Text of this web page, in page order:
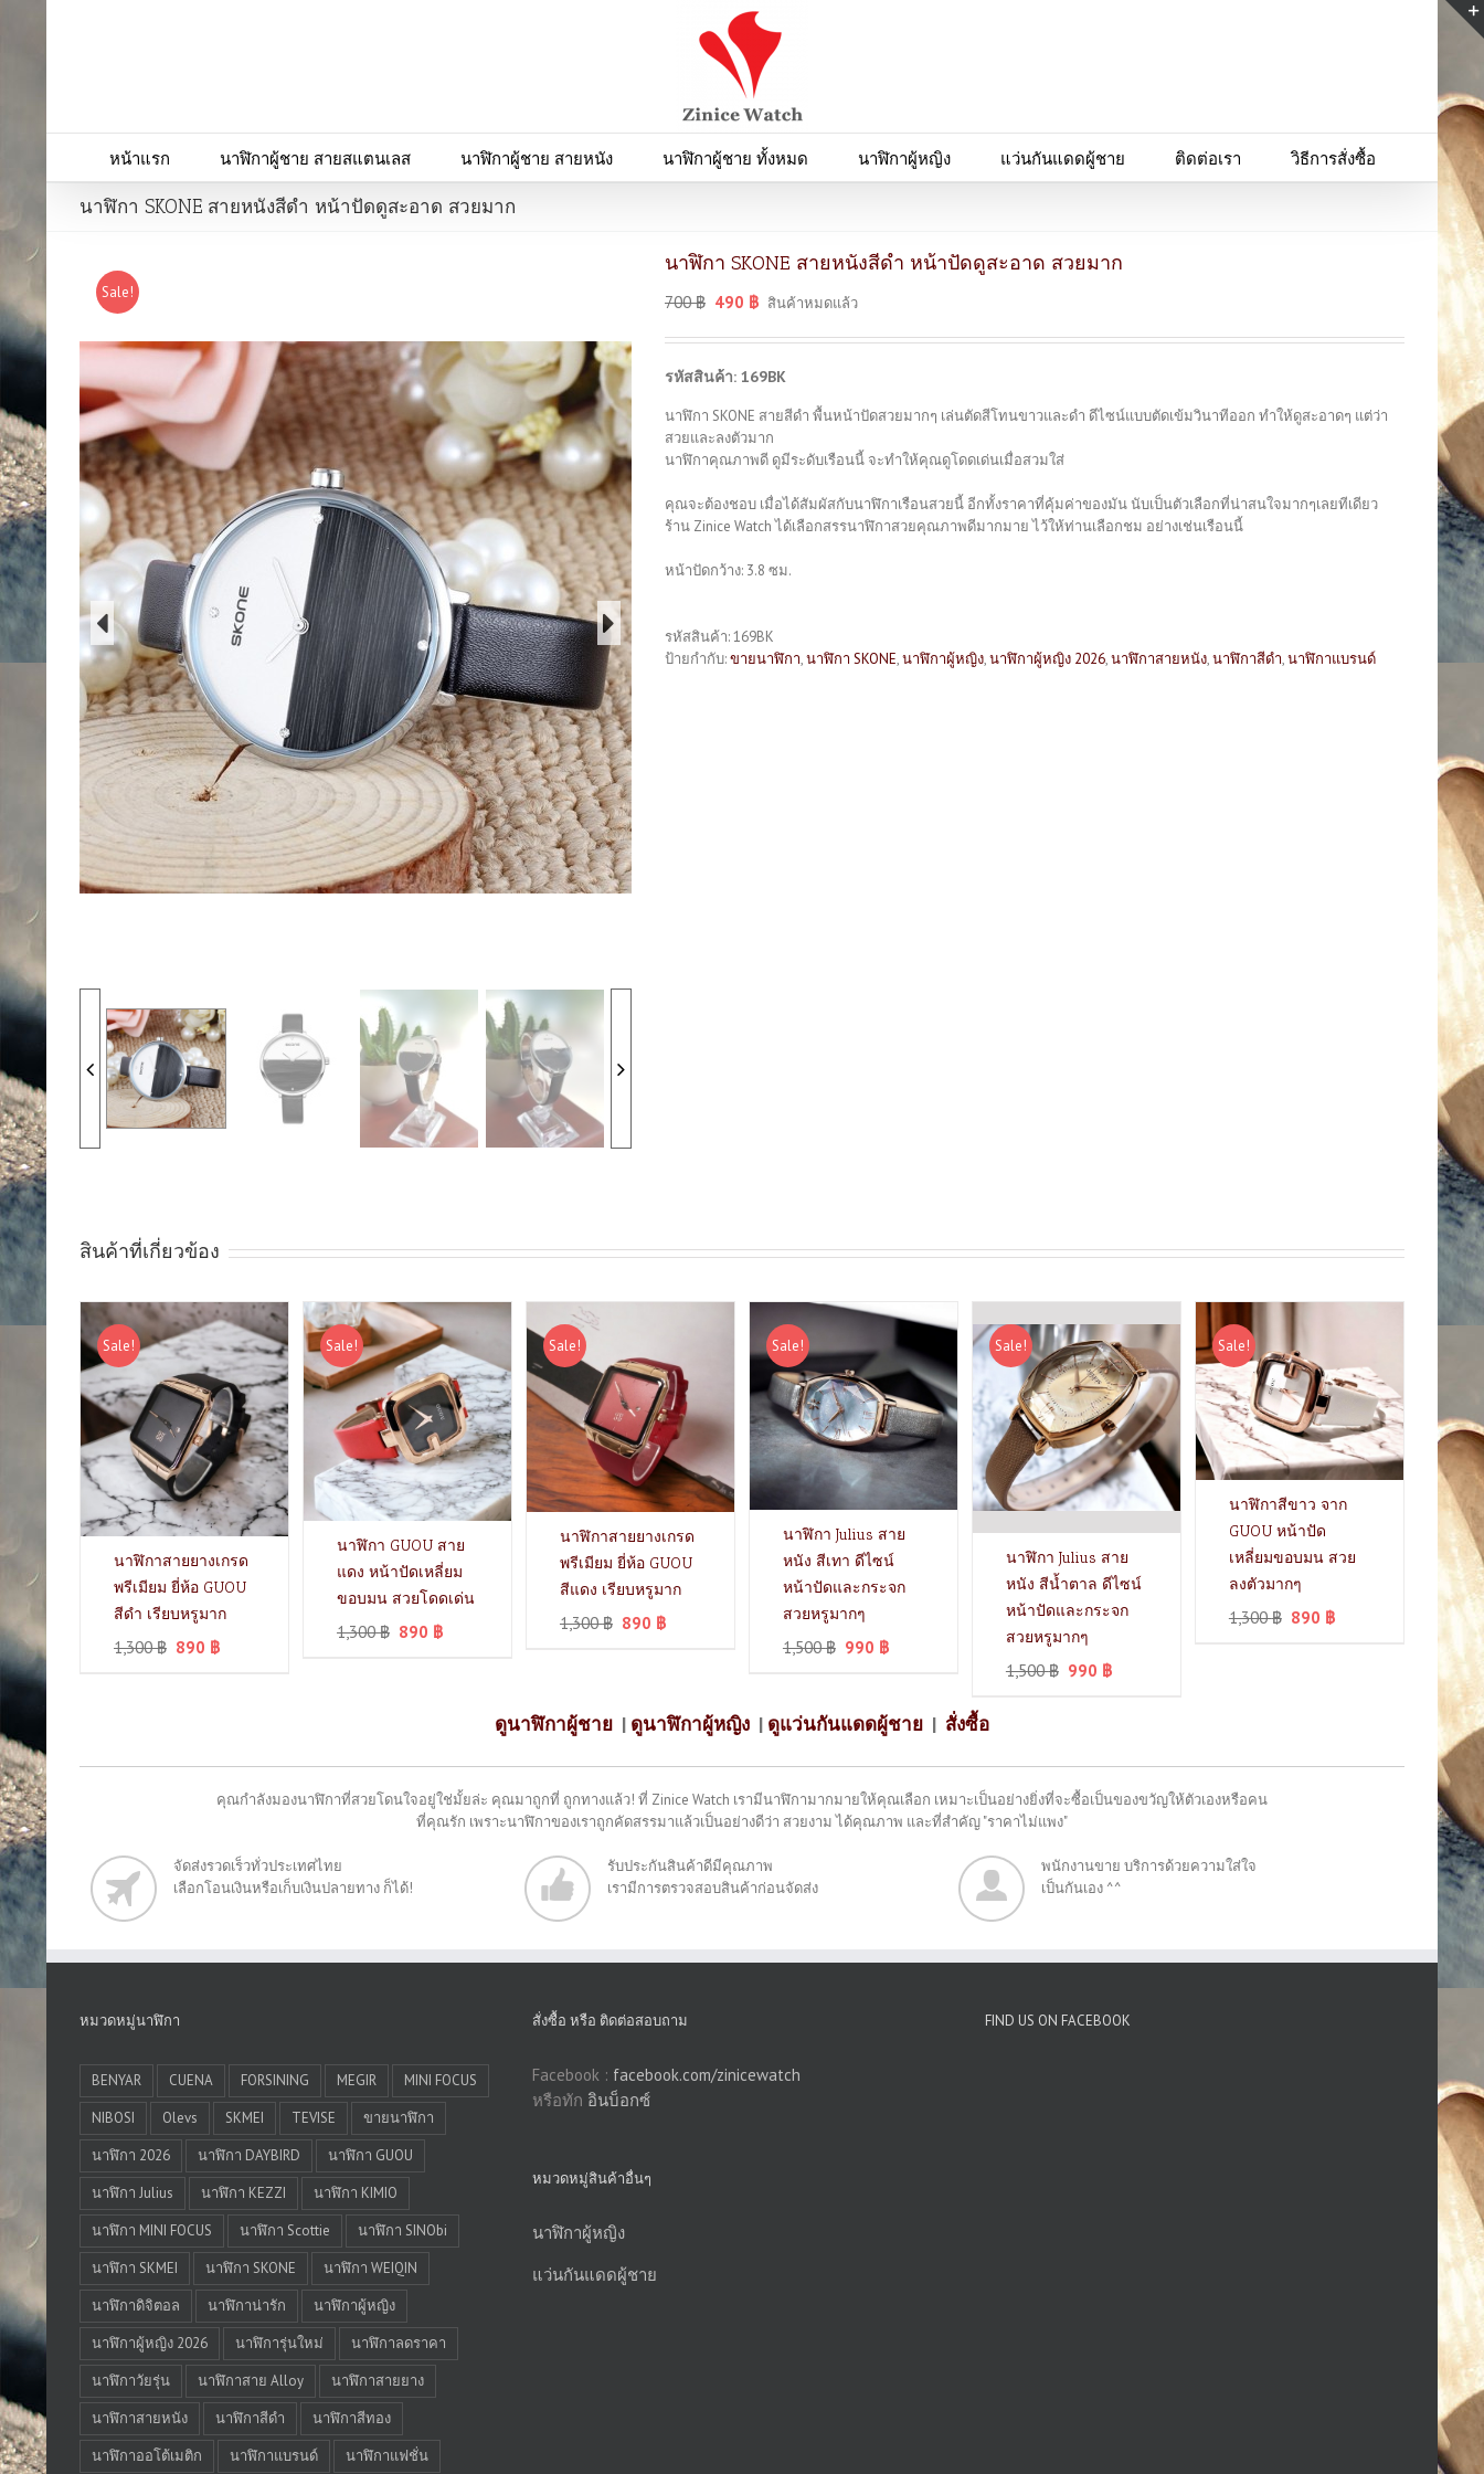
หน้าแรก นาฬิกาผู้ชาย สายสแตนเลส นาฬิกาผู้ชาย สายหนัง นาฬิกาผู้ชาย ทั้งหมด นาฬิกาผู้หญิง แว่นกันแดดผู้ชาย ติดต่อเรา วิธีการสั่งซื้อ
นาฬิกา SKONE สายหนังสีดำ หน้าปัดดูสะอาด สวยมาก
Sale!
นาฬิกา SKONE สายหนังสีดำ หน้าปัดดูสะอาด สวยมาก
700฿ 490 ฿ สินค้าหมดแล้ว
รหัสสินค้า: 169BK
นาฬิกา SKONE สายสีดำ พื้นหน้าปัดสวยมากๆ เล่นตัดสีโทนขาวและดำ ดีไซน์แบบตัดเข้มวินาทีออก ทำให้ดูสะอาดๆ แต่ว่า
สวยและลงตัวมาก
นาฬิกาคุณภาพดี ดูมีระดับเรือนนี้ จะทำให้คุณดูโดดเด่นเมื่อสวมใส่
คุณจะต้องชอบ เมื่อได้สัมผัสกับนาฬิกาเรือนสวยนี้ อีกทั้งราคาที่คุ้มค่าของมัน นับเป็นตัวเลือกที่น่าสนใจมากๆเลยทีเดียว
ร้าน Zinice Watch ได้เลือกสรรนาฬิกาสวยคุณภาพดีมากมาย ไว้ให้ท่านเลือกชม อย่างเช่นเรือนนี้
หน้าปัดกว้าง: 3.8 ซม.
รหัสสินค้า:169BK
ป้ายกำกับ:ขายนาฬิกา,นาฬิกา SKONE,นาฬิกาผู้หญิง,นาฬิกาผู้หญิง 2026,นาฬิกาสายหนัง,นาฬิกาสีดำ,นาฬิกาแบรนด์
สินค้าที่เกี่ยวข้อง
Sale!
นาฬิกาสายยางเกรด
พรีเมียม ยี่ห้อ GUOU
สีดำ เรียบหรูมาก
1,300฿ 890 ฿
Sale!
นาฬิกา GUOU สาย
แดง หน้าปัดเหลี่ยม
ขอบมน สวยโดดเด่น
1,300฿ 890 ฿
Sale!
นาฬิกาสายยางเกรด
พรีเมียม ยี่ห้อ GUOU
สีแดง เรียบหรูมาก
1,300฿ 890 ฿
Sale!
นาฬิกา Julius สาย
หนัง สีเทา ดีไซน์
หน้าปัดและกระจก
สวยหรูมากๆ
1,500฿ 990 ฿
Sale!
นาฬิกา Julius สาย
หนัง สีน้ำตาล ดีไซน์
หน้าปัดและกระจก
สวยหรูมากๆ
1,500฿ 990 ฿
Sale!
นาฬิกาสีขาว จาก
GUOU หน้าปัด
เหลี่ยมขอบมน สวย
ลงตัวมากๆ
1,300฿ 890 ฿
ดูนาฬิกาผู้ชาย | ดูนาฬิกาผู้หญิง | ดูแว่นกันแดดผู้ชาย | สั่งซื้อ
คุณกำลังมองนาฬิกาที่สวยโดนใจอยู่ใช่มั้ยล่ะ คุณมาถูกที่ ถูกทางแล้ว! ที่ Zinice Watch เรามีนาฬิกามากมายให้คุณเลือก เหมาะเป็นอย่างยิ่งที่จะซื้อเป็นของขวัญให้ตัวเองหรือคน
ที่คุณรัก เพราะนาฬิกาของเราถูกคัดสรรมาแล้วเป็นอย่างดีว่า สวยงาม ได้คุณภาพ และที่สำคัญ "ราคาไม่แพง"
จัดส่งรวดเร็วทั่วประเทศไทย
เลือกโอนเงินหรือเก็บเงินปลายทาง ก็ได้!
รับประกันสินค้าดีมีคุณภาพ
เรามีการตรวจสอบสินค้าก่อนจัดส่ง
พนักงานขาย บริการด้วยความใส่ใจ
เป็นกันเอง ^^
หมวดหมู่นาฬิกา
BENYAR CUENA FORSINING MEGIR
MINI FOCUS
NIBOSI
Olevs SKMEI TEVISE
ขายนาฬิกา
นาฬิกา 2026
นาฬิกา DAYBIRD
นาฬิกา GUOU
นาฬิกา Julius
นาฬิกา KEZZI
นาฬิกา KIMIO
นาฬิกา MINI FOCUS
นาฬิกา Scottie
นาฬิกา SINObi
นาฬิกา SKMEI
นาฬิกา SKONE
นาฬิกา WEIQIN
นาฬิกาดิจิตอล
นาฬิกาน่ารัก
นาฬิกาผู้หญิง
นาฬิกาผู้หญิง 2026
นาฬิการุ่นใหม่
นาฬิกาลดราคา
นาฬิกาวัยรุ่น
นาฬิกาสาย Alloy
นาฬิกาสายยาง
นาฬิกาสายหนัง
นาฬิกาสีดำ
นาฬิกาสีทอง
นาฬิกาออโต้เมติก
นาฬิกาแบรนด์ นาฬิกาแฟชั่น
สั่งซื้อ หรือ ติดต่อสอบถาม
Facebook : facebook.com/zinicewatch
หรือทัก อินบ็อกซ์
หมวดหมู่สินค้าอื่นๆ
นาฬิกาผู้หญิง
แว่นกันแดดผู้ชาย
FIND US ON FACEBOOK